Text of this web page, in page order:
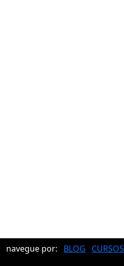
navegue por: BLOG CURSOS